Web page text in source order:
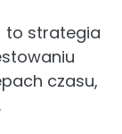
to strategia
czasu,